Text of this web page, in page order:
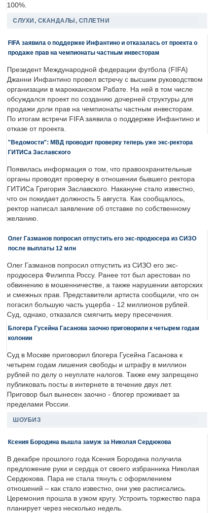
100%.
СЛУХИ, СКАНДАЛЫ, СПЛЕТНИ
FIFA заявила о поддержке Инфантино и отказалась от проекта о
продаже прав на чемпионаты частным инвесторам
Президент Международной федерации футбола (FIFA)
Джанни Инфантино провел встречу с высшим руководством
организации в марокканском Рабате. На ней в том числе
обсуждался проект по созданию дочерней структуры для
продажи доли прав на чемпионаты частным инвесторам.
По итогам встречи FIFA заявила о поддержке Инфантино и
отказе от проекта.
"Ведомости": МВД проводит проверку теперь уже экс-ректора
ГИТИСа Заславского
Появилась информация о том, что правоохранительные
органы проводят проверку в отношении бывшего ректора
ГИТИСа Григория Заславского. Накануне стало известно,
что он покидает должность 5 августа. Как сообщалось,
ректор написал заявление об отставке по собственному
желанию.
Олег Газманов попросил отпустить его экс-продюсера из СИЗО
после выплаты 12 млн
Олег Газманов попросил отпустить из СИЗО его экс-
продюсера Филиппа Россу. Ранее тот был арестован по
обвинению в мошенничестве, а также нарушении авторских
и смежных прав. Представители артиста сообщили, что он
погасил большую часть ущерба - 12 миллионов рублей.
Суд, однако, отказался смягчить меру пресечения.
Блогера Гусейна Гасанова заочно приговорили к четырем годам
колонии
Суд в Москве приговорил блогера Гусейна Гасанова к
четырем годам лишения свободы и штрафу в миллион
рублей по делу о неуплате налогов. Также ему запрещено
публиковать посты в интернете в течение двух лет.
Приговор был вынесен заочно - блогер проживает за
пределами России.
ШОУБИЗ
Ксения Бородина вышла замуж за Николая Сердюкова
В декабре прошлого года Ксения Бородина получила
предложение руки и сердца от своего избранника Николая
Сердюкова. Пара не стала тянуть с оформлением
отношений – как стало известно, они уже расписались.
Церемония прошла в узком кругу. Устроить торжество пара
планирует через несколько недель.